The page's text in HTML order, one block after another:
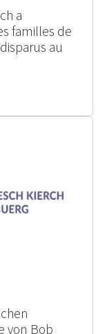
a
familles de
au
von Bob